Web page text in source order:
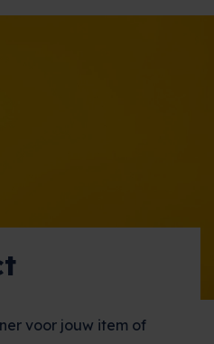
voor jouw item of